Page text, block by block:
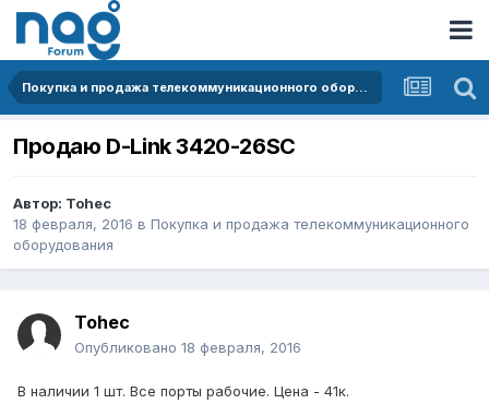
Покупка и продажа телекоммуникационного оборудования
Продаю D-Link 3420-26SC
Автор: Tohec
18 февраля, 2016 в Покупка и продажа телекоммуникационного
оборудования
Tohec
Опубликовано 18 февраля, 2016
В наличии 1 шт. Все порты рабочие. Цена - 41к.